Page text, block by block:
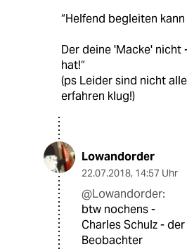
“Helfend begleiten
Der deine 'Macke'
hat!“
(ps Leider sind nicht
erfahren klug!)
Lowandorder
22.07.2018, 14:57 Uhr
@Lowandorder:
btw nochens -
Charles Schulz -
Beobachter